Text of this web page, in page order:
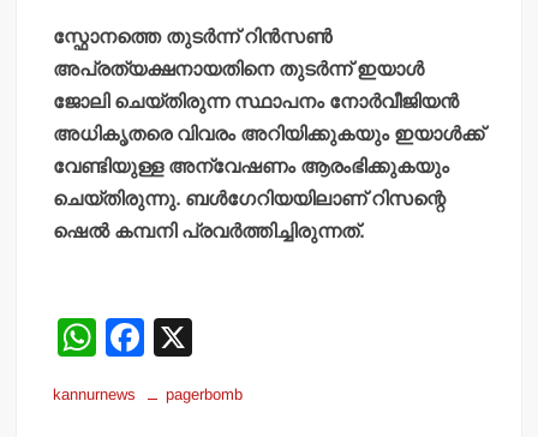
സ്ഫോനത്തെ തുടര്‍ന്ന് റിന്‍സണ്‍
അപ്രത്യക്ഷനായതിനെ തുടര്‍ന്ന് ഇയാള്‍
ജോലി ചെയ്തിരുന്ന സ്ഥാപനം നോര്‍വീജിയന്‍
അധികൃതരെ വിവരം അറിയിക്കുകയും ഇയാള്‍ക്ക്
വേണ്ടിയുള്ള അന്വേഷണം ആരംഭിക്കുകയും
ചെയ്തിരുന്നു. ബള്‍ഗേറിയയിലാണ് റിസന്റെ
ഷെല്‍ കമ്പനി പ്രവര്‍ത്തിച്ചിരുന്നത്.
W
at
F
c
kannurnews pagerbomb